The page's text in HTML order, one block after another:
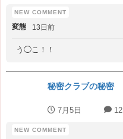
変態 13日前
う◯こ！！
秘密クラブの秘密
7月5日 12